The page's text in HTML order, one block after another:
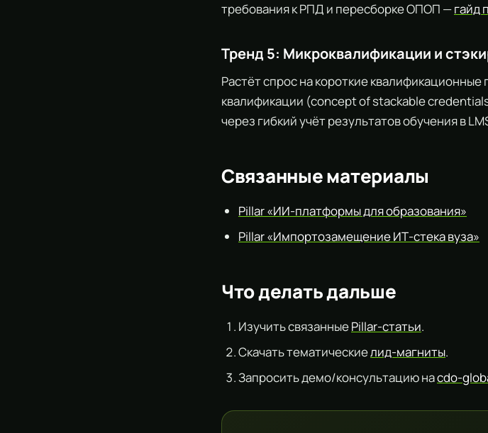
требования к РПД и пересборке ОПОП —гайд
Тренд 5: Микроквалификации и
Растёт спрос на короткие
квалификации (concept of stackable
через гибкий учёт результатов обучения в
Связанные материалы
Pillar «ИИ-платформы для образования»
Pillar «Импортозамещение ИТ-стека вуза»
Что делать дальше
Изучить связанныеPillar-статьи.
Скачать тематическиелид-магниты.
Запросить демо/консультацию наcdo-